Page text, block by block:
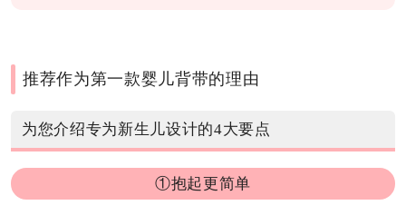
推荐作为第一款婴儿背带的理由
为您介绍专为新生儿设计的4大要点
①抱起更简单